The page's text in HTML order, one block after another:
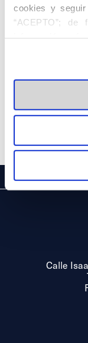
cookies y
“ACEPTO”; de
información
en el botón
visitar nuestra
Centro
Calle